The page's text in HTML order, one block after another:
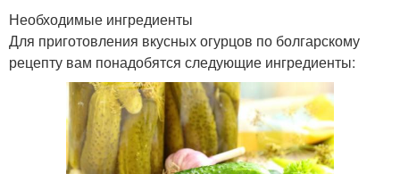
Необходимые ингредиенты
Для приготовления вкусных огурцов по болгарскому
рецепту вам понадобятся следующие ингредиенты: